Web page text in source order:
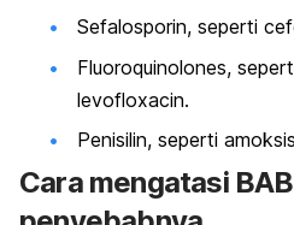
Sefalosporin, seperti
Fluoroquinolones,
levofloxacin.
Penisilin, seperti
Cara mengatasi